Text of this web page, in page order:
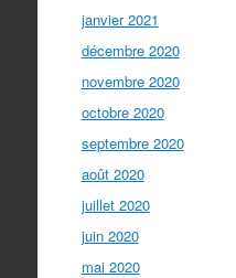
janvier 2021
décembre 2020
novembre 2020
octobre 2020
septembre 2020
août 2020
juillet 2020
juin 2020
mai 2020